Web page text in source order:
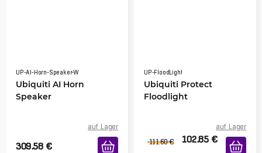
UP-AI-Horn-Speaker-W
Ubiquiti AI Horn
Speaker
auf Lager
309.58 €
UP-FloodLight
Ubiquiti Protect
Floodlight
auf Lager
111.60 € 102.85 €